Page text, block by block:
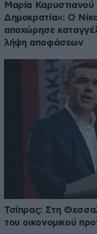
Μαρία Καρυστιανού
Δημοκρατία»: Ο
αποχώρησε
λήψη αποφάσεων
Τσίπρας: Στη
του οικονομικού